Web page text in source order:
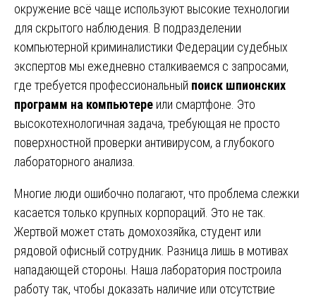
окружение всё чаще используют высокие технологии
для скрытого наблюдения. В подразделении
компьютерной криминалистики Федерации судебных
экспертов мы ежедневно сталкиваемся с запросами,
где требуется профессиональный поиск шпионских
программ на компьютере или смартфоне. Это
высокотехнологичная задача, требующая не просто
поверхностной проверки антивирусом, а глубокого
лабораторного анализа.
Многие люди ошибочно полагают, что проблема слежки
касается только крупных корпораций. Это не так.
Жертвой может стать домохозяйка, студент или
рядовой офисный сотрудник. Разница лишь в мотивах
нападающей стороны. Наша лаборатория построила
работу так, чтобы доказать наличие или отсутствие